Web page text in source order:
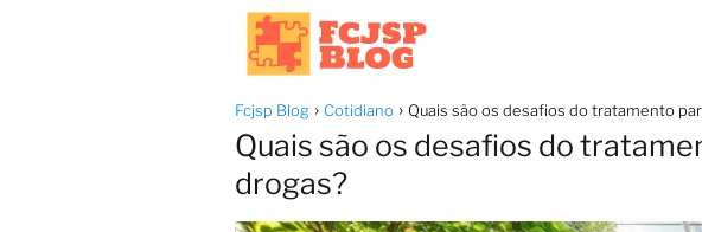
Fcjsp Blog Cotidiano Quais são os desafios do tratamento
Quais são os desafios do
drogas?